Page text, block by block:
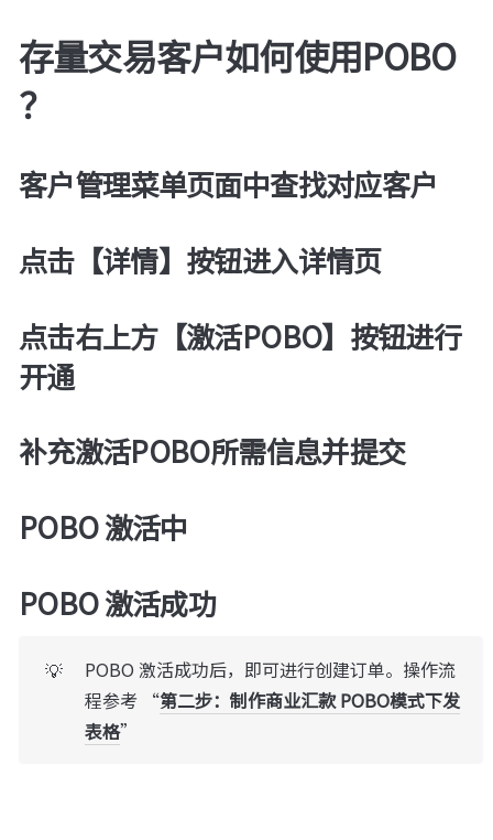
存量交易客户如何使用POBO
？
客户管理菜单页面中查找对应客户
点击【详情】按钮进入详情页
点击右上方【激活POBO】按钮进行
开通
补充激活POBO所需信息并提交
POBO 激活中
POBO 激活成功
💡
POBO 激活成功后，即可进行创建订单。操作流
程参考 “第二步：制作商业汇款 POBO模式下发
表格”